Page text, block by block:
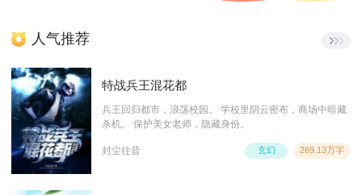
人气推荐
特战兵王混花都
兵王回归都市，浪荡校园。 学校里阴云密布，商场中暗藏
杀机。 保护美女老师，隐藏身份。
封尘往昔 269.13万字
玄幻